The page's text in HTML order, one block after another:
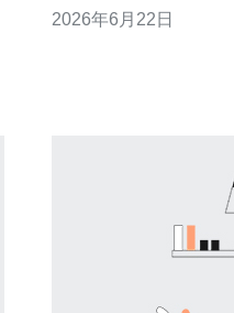
惠。常见选项有台湾的
2026年6月22日